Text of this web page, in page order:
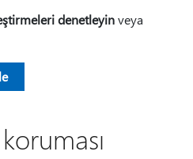
denetleyinveya